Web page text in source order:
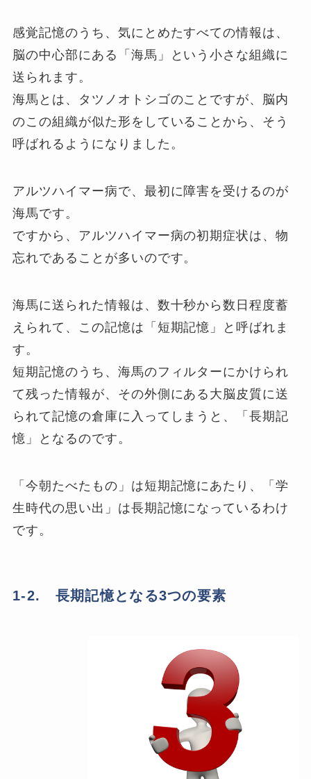
感覚記憶のうち、気にとめたすべての情報は、
脳の中心部にある「海馬」という小さな組織に
送られます。
海馬とは、タツノオトシゴのことですが、脳内
のこの組織が似た形をしていることから、そう
呼ばれるようになりました。
アルツハイマー病で、最初に障害を受けるのが
海馬です。
ですから、アルツハイマー病の初期症状は、物
忘れであることが多いのです。
海馬に送られた情報は、数十秒から数日程度蓄
えられて、この記憶は「短期記憶」と呼ばれま
す。
短期記憶のうち、海馬のフィルターにかけられ
て残った情報が、その外側にある大脳皮質に送
られて記憶の倉庫に入ってしまうと、「長期記
憶」となるのです。
「今朝たべたもの」は短期記憶にあたり、「学
生時代の思い出」は長期記憶になっているわけ
です。
1-2. 長期記憶となる3つの要素